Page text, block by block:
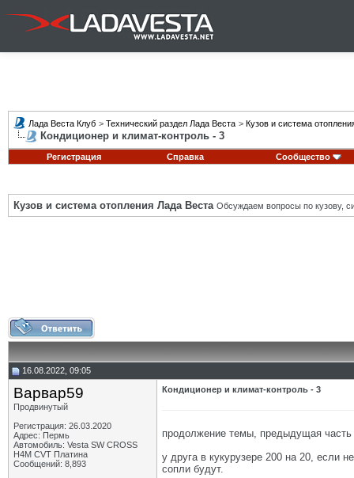
Лада Веста Клуб > Технический раздел Лада Веста > Кузов и система
Кондиционер и климат-контроль - 3
Регистрация Справка Сообщество
Кузов и система отопления Лада Веста Обсуждаем вопросы по кузову,
16.08.2022, 09:05
Варвар59
Продвинутый
Регистрация: 26.03.2020
Адрес: Пермь
Автомобиль: Vesta SW CROSS
H4M CVT Платина
Сообщений: 8,893
Кондиционер и климат-контроль - 3
продолжение темы, предыдущая часть
у друга в кукурузере 200 на 20, если
сопли будут.